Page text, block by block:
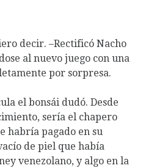
decir. –Rectificó Nacho
al nuevo juego con una
por sorpresa.
el bonsái dudó. Desde
sería el chapero
habría pagado en su
de piel que había
venezolano, y algo en la